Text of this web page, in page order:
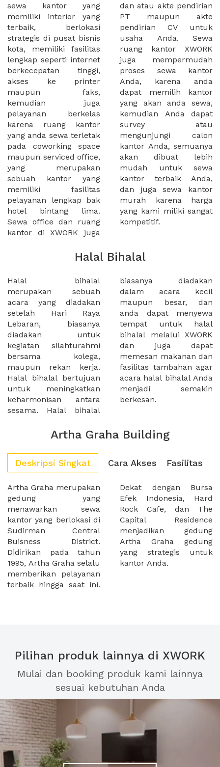
sewa kantor yang
memiliki interior yang
terbaik, berlokasi
strategis di pusat bisnis
kota, memiliki fasilitas
lengkap seperti internet
berkecepatan tinggi,
akses ke printer
maupun faks,
kemudian juga
pelayanan berkelas
karena ruang kantor
yang anda sewa terletak
pada coworking space
maupun serviced office,
yang merupakan
sebuah kantor yang
memiliki fasilitas
pelayanan lengkap bak
hotel bintang lima.
Sewa office dan ruang
kantor di XWORK juga
dan atau akte pendirian
PT maupun akte
pendirian CV untuk
usaha Anda. Sewa
ruang kantor XWORK
juga mempermudah
proses sewa kantor
Anda, karena anda
dapat memilih kantor
yang akan anda sewa,
kemudian Anda dapat
survey atau
mengunjungi calon
kantor Anda, semuanya
akan dibuat lebih
mudah untuk sewa
kantor terbaik Anda,
dan juga sewa kantor
murah karena harga
yang kami miliki sangat
kompetitif.
Halal Bihalal
Halal bihalal
merupakan sebuah
acara yang diadakan
setelah Hari Raya
Lebaran, biasanya
diadakan untuk
kegiatan silahturahmi
bersama kolega,
maupun rekan kerja.
Halal bihalal bertujuan
untuk meningkatkan
keharmonisan antara
sesama. Halal bihalal
biasanya diadakan
dalam acara kecil
maupun besar, dan
anda dapat menyewa
tempat untuk halal
bihalal melalui XWORK
dan juga dapat
memesan makanan dan
fasilitas tambahan agar
acara halal bihalal Anda
menjadi semakin
berkesan.
Artha Graha Building
Deskripsi Singkat Cara Akses Fasilitas
Artha Graha merupakan
gedung yang
menawarkan sewa
kantor yang berlokasi di
Sudirman Central
Buisness District.
Didirikan pada tahun
1995, Artha Graha selalu
memberikan pelayanan
terbaik hingga saat ini.
Dekat dengan Bursa
Efek Indonesia, Hard
Rock Cafe, dan The
Capital Residence
menjadikan gedung
Artha Graha gedung
yang strategis untuk
kantor Anda.
Pilihan produk lainnya di XWORK
Mulai dan booking produk kami lainnya
sesuai kebutuhan Anda